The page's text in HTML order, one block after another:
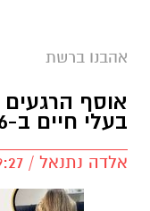
שירים שהפכו את
הישראלית לפזמון
ממערכת
על המכוניות ועד
לפני הרשתות
אהבנו ברשת
אוסף
בעלי חיים ב-2026
אלדה נתנאל / 09:27 23.07.26